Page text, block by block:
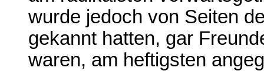
wurde jedoch von Seiten
gekannt hatten, gar
waren, am heftigsten